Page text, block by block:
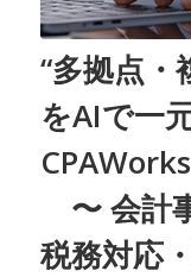
“多拠点・
をAIで一
〜 会計
税務対応